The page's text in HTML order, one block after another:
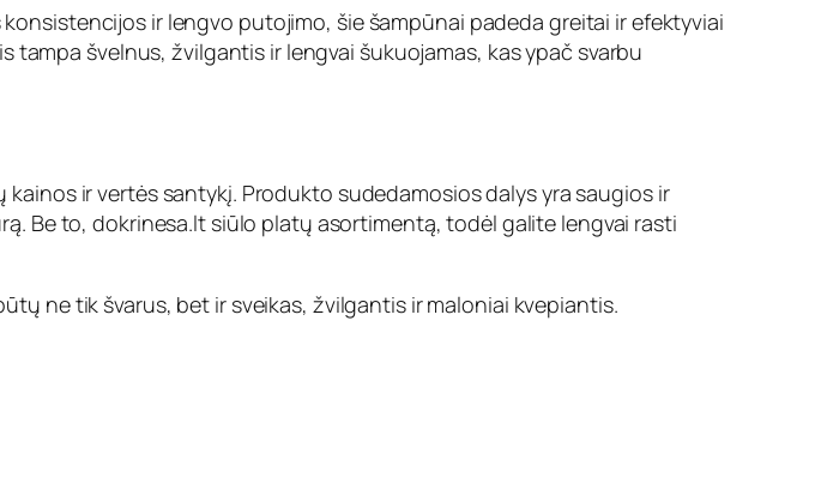
ir lengvo putojimo, šie šampūnai padeda greitai ir efektyviai
švelnus, žvilgantis ir lengvai šukuojamas, kas ypač svarbu
ir vertės santykį. Produkto sudedamosios dalys yra saugios ir
Be to,dokrinesa.ltsiūlo platų asortimentą, todėl galite lengvai rasti
ne tik švarus, bet ir sveikas, žvilgantis ir maloniai kvepiantis.